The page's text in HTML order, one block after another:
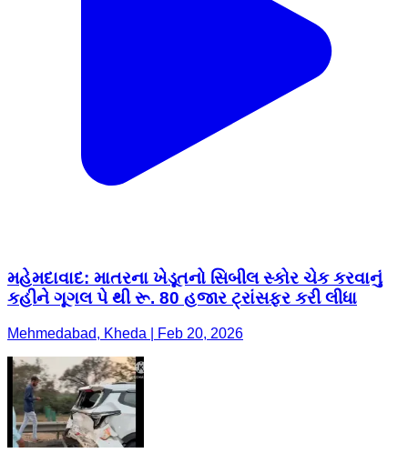
મહેમદાવાદ: માતરના ખેડૂતનો સિબીલ સ્કોર ચેક કરવાનું
કહીને ગૂગલ પે થી રૂ. 80 હજાર ટ્રાંસફર કરી લીધા
Mehmedabad, Kheda | Feb 20, 2026